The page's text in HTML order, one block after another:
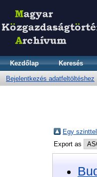
Kezdőlap Keresés
Bejelentkezés adatfeltöltéshez
Egy
Export as